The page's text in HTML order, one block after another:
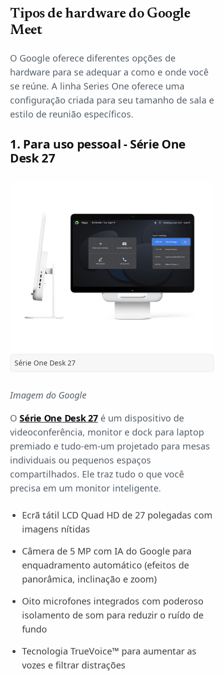
Tipos de hardware do Google
Meet
O Google oferece diferentes opções de
hardware para se adequar a como e onde você
se reúne. A linha Series One oferece uma
configuração criada para seu tamanho de sala e
estilo de reunião específicos.
1. Para uso pessoal - Série One
Desk 27
Série One Desk 27
Imagem do Google
O Série One Desk 27é um dispositivo de
videoconferência, monitor e dock para laptop
premiado e tudo-em-um projetado para mesas
individuais ou pequenos espaços
compartilhados. Ele traz tudo o que você
precisa em um monitor inteligente.
Ecrã tátil LCD Quad HD de 27 polegadas com
imagens nítidas
Câmera de 5 MP com IA do Google para
enquadramento automático (efeitos de
panorâmica, inclinação e zoom)
Oito microfones integrados com poderoso
isolamento de som para reduzir o ruído de
fundo
Tecnologia TrueVoice™ para aumentar as
vozes e filtrar distrações